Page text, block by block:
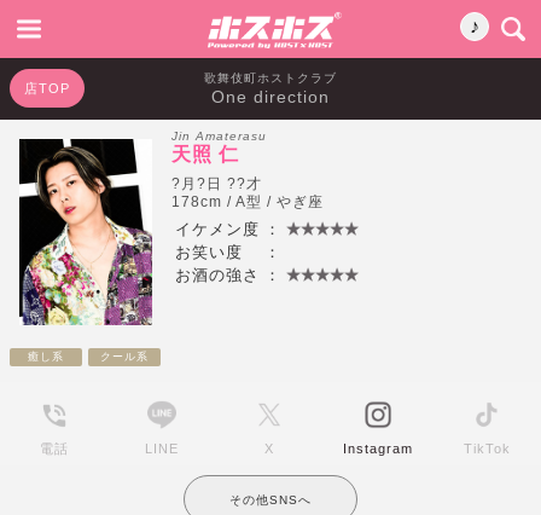
♪
歌舞伎町ホストクラブ
One direction
店TOP
Jin Amaterasu
天照 仁
?月?日 ??才
178cm / A型 / やぎ座
イケメン度
：
お笑い度
：
お酒の強さ
：
癒し系 クール系
電話 LINE X Instagram TikTok
その他SNSへ